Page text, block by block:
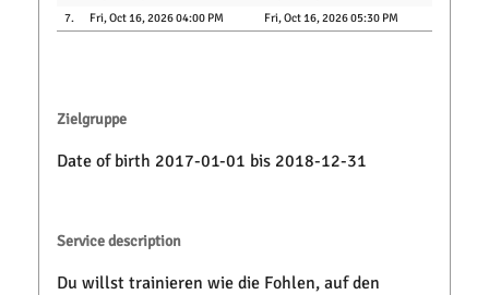
7.
Fri, Oct 16, 2026 04:00 PM Fri, Oct 16, 2026 05:30 PM
Zielgruppe
Date of birth 2017-01-01 bis 2018-12-31
Service description
Du willst trainieren wie die Fohlen, auf den